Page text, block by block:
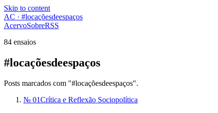
Skip to content
AC · #locaçõesdeespaços
AcervoSobreRSS
84 ensaios
#locaçõesdeespaços
Posts marcados com "#locaçõesdeespaços".
№ 01Crítica e Reflexão Sociopolítica